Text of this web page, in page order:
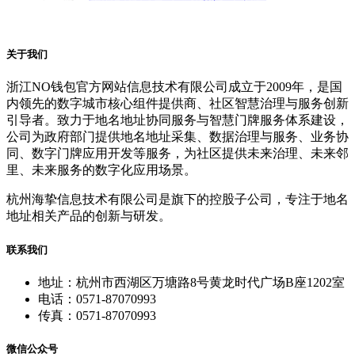
关于我们
浙江NO钱包官方网站信息技术有限公司成立于2009年，是国
内领先的数字城市核心组件提供商、社区智慧治理与服务创新
引导者。致力于地名地址协同服务与智慧门牌服务体系建设，
公司为政府部门提供地名地址采集、数据治理与服务、业务协
同、数字门牌应用开发等服务，为社区提供未来治理、未来邻
里、未来服务的数字化应用场景。
杭州海挚信息技术有限公司是旗下的控股子公司，专注于地名
地址相关产品的创新与研发。
联系我们
地址：杭州市西湖区万塘路8号黄龙时代广场B座1202室
电话：0571-87070993
传真：0571-87070993
微信公众号